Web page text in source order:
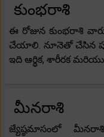
కుంభరాశి
ఈ రోజున కుంభరాశి
చేయాలి. నూనెతో చేసిన
ఇది ఆర్థిక, శారీరక
మీనరాశి
జ్యేష్ఠమాసంలో